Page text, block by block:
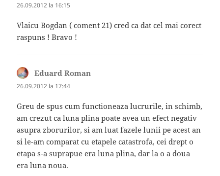
26.09.2012 la 16:15
Vlaicu Bogdan ( coment 21) cred ca dat cel mai corect
raspuns ! Bravo !
Eduard Roman
26.09.2012 la 17:44
Greu de spus cum functioneaza lucrurile, in schimb,
am crezut ca luna plina poate avea un efect negativ
asupra zborurilor, si am luat fazele lunii pe acest an
si le-am comparat cu etapele catastrofa, cei drept o
etapa s-a suprapue era luna plina, dar la o a doua
era luna noua.